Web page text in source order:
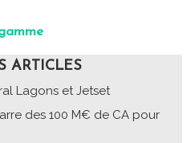
ARTICLES
Lagons et Jetset
des 100 M€ de CA pour